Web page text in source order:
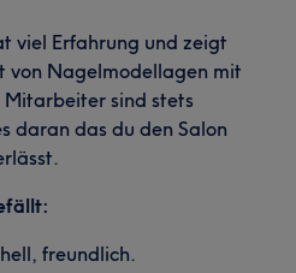
viel Erfahrung und zeigt
von Nagelmodellagen mit
Mitarbeiter sind stets
daran das du den Salon
freundlich.